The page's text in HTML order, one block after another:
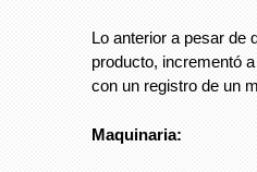
Lo anterior a pesar de
producto, incrementó
con un registro de un
Maquinaria: